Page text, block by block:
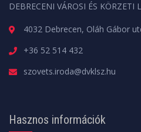
DEBRECENI VÁROSI ÉS KÖRZETI
4032 Debrecen, Oláh Gábor
+36 52 514 432
szovets.iroda@dvklsz.hu
Hasznos információk